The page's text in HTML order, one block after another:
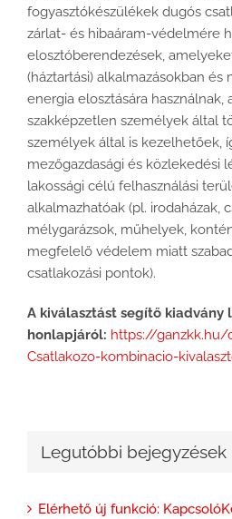
fogyasztókészülékek dugós
zárlat- és hibaáram-védelmére
elosztóberendezések,
(háztartási) alkalmazásokban
energia elosztására használnak,
szakképzetlen személyek által
személyek által is kezelhetőek,
mezőgazdasági és közlekedési
lakossági célú felhasználási
alkalmazhatóak (pl. irodaházak,
mélygarázsok, műhelyek,
megfelelő védelem miatt
csatlakozási pontok).
A kiválasztást segítő kiadvány
honlapjáról: https://ganzkk.hu/
Csatlakozo-kombinacio-
Legutóbbi bejegyzések
Elérhető új funkció: